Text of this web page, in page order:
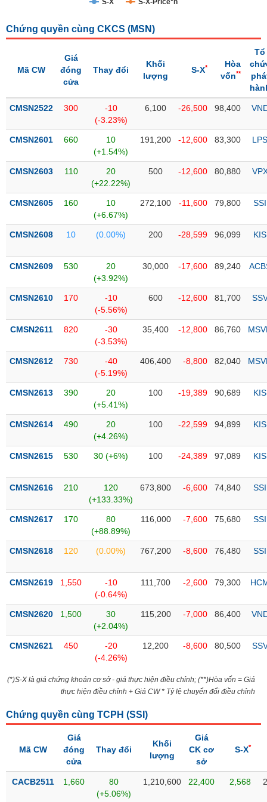
thái
thị
Niêm
Niêm
mới
yết
bổ
Hủy
yết
dõi
biệt
được
ký
Danh
ETF
phiếu
tiết
quan
dịch
chính
tích
doanh
nghiệp
kiện
S-X S-X-Price*n
Chứng quyền cùng CKCS (MSN)
Mã CW
Giá
đóng
cửa
Thay đổi
Khối
lượng
S-X*
Hòa
vốn**
Tổ
CMSN2522 300
-10
(-3.23%)
6,100 -26,500 98,400
CMSN2601 660
10
(+1.54%)
191,200 -12,600 83,300 LPS
CMSN2603 110
20
(+22.22%)
500 -12,600 80,880
CMSN2605 160
10
(+6.67%)
272,100 -11,600 79,800 SSI
CMSN2608 10 (0.00%) 200 -28,599 96,099 KIS
CMSN2609 530
20
(+3.92%)
30,000 -17,600 89,240
CMSN2610 170
-10
(-5.56%)
600 -12,600 81,700
CMSN2611 820
-30
(-3.53%)
35,400 -12,800 86,760
CMSN2612 730
-40
(-5.19%)
406,400 -8,800 82,040
CMSN2613 390
20
(+5.41%)
100 -19,389 90,689 KIS
CMSN2614 490
20
(+4.26%)
100 -22,599 94,899 KIS
CMSN2615 530 30 (+6%) 100 -24,389 97,089 KIS
CMSN2616 210
120
(+133.33%)
673,800 -6,600 74,840 SSI
CMSN2617 170
80
(+88.89%)
116,000 -7,600 75,680 SSI
CMSN2618 120 (0.00%) 767,200 -8,600 76,480 SSI
CMSN2619 1,550
-10
(-0.64%)
111,700 -2,600 79,300
CMSN2620 1,500
30
(+2.04%)
115,200 -7,000 86,400
CMSN2621 450
-20
(-4.26%)
12,200 -8,600 80,500
(*)S-X là giá chứng khoán cơ sở - giá thực hiện điều chỉnh; (**)Hòa vốn = Giá
thực hiện điều chỉnh + Giá CW * Tỷ lệ chuyển đổi điều chỉnh
Chứng quyền cùng TCPH (SSI )
Mã CW
Giá
đóng
cửa
Thay đổi
Khối
lượng
Giá
CK cơ
sở
S-X*
CACB2511 1,660
80
(+5.06%)
1,210,600 22,400 2,568
NGÀNH
NGHIỆP
PHIẾU
PHÁI
TRÁI
PHIẾU
CÔNG
CỤ
TƯ
DỮ
LIỆU
MỚI
Ngành
(-)
VS-
SECTOR
LIỆU
CÔNG